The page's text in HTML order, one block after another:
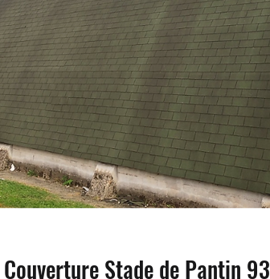
Stade de Pantin 93